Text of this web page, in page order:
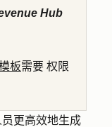
Hub
板需要 权限
更高效地生成